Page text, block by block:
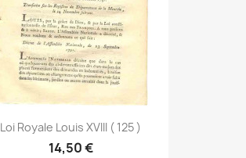
Loi Royale Louis XVIII ( 125 )
14,50 €